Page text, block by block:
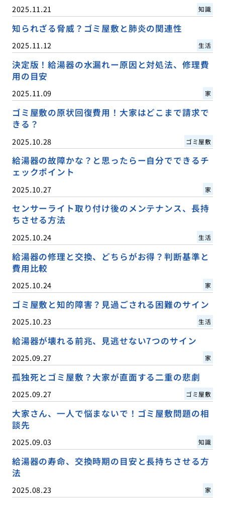
2025.11.21 知識
知られざる脅威？ゴミ屋敷と肺炎の関連性
2025.11.12 生活
決定版！給湯器の水漏れー原因と対処法、修理費
用の目安
2025.11.09 家
ゴミ屋敷の原状回復費用！大家はどこまで請求で
きる？
2025.10.28 ゴミ屋敷
給湯器の故障かな？と思ったらー自分でできるチ
ェックポイント
2025.10.27 家
センサーライト取り付け後のメンテナンス、長持
ちさせる方法
2025.10.24 生活
給湯器の修理と交換、どちらがお得？判断基準と
費用比較
2025.10.24 家
ゴミ屋敷と知的障害？見過ごされる困難のサイン
2025.10.23 生活
給湯器が壊れる前兆、見逃せない7つのサイン
2025.09.27 家
孤独死とゴミ屋敷？大家が直面する二重の悲劇
2025.09.27 ゴミ屋敷
大家さん、一人で悩まないで！ゴミ屋敷問題の相
談先
2025.09.03 知識
給湯器の寿命、交換時期の目安と長持ちさせる方
法
2025.08.23 家